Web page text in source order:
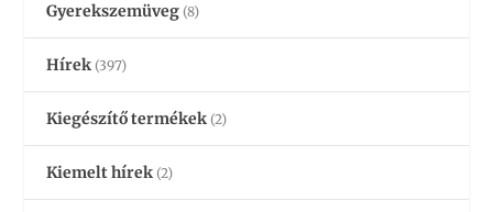
Gyerekszemüveg (8)
Hírek (397)
Kiegészítő termékek (2)
Kiemelt hírek (2)